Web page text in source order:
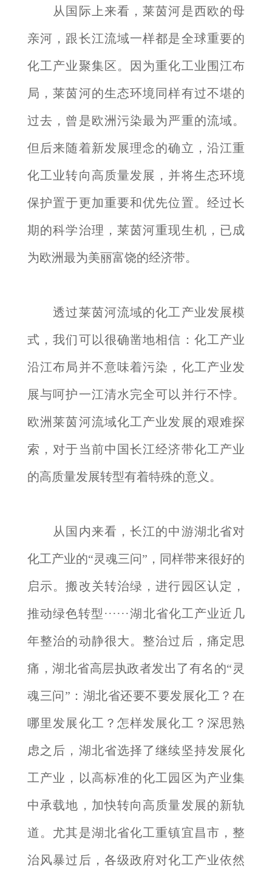
从国际上来看，莱茵河是西欧的母
亲河，跟长江流域一样都是全球重要的
化工产业聚集区。因为重化工业围江布
局，莱茵河的生态环境同样有过不堪的
过去，曾是欧洲污染最为严重的流域。
但后来随着新发展理念的确立，沿江重
化工业转向高质量发展，并将生态环境
保护置于更加重要和优先位置。经过长
期的科学治理，莱茵河重现生机，已成
为欧洲最为美丽富饶的经济带。
透过莱茵河流域的化工产业发展模
式，我们可以很确凿地相信：化工产业
沿江布局并不意味着污染，化工产业发
展与呵护一江清水完全可以并行不悖。
欧洲莱茵河流域化工产业发展的艰难探
索，对于当前中国长江经济带化工产业
的高质量发展转型有着特殊的意义。
从国内来看，长江的中游湖北省对
化工产业的“灵魂三问”，同样带来很好的
启示。搬改关转治绿，进行园区认定，
推动绿色转型······湖北省化工产业近几
年整治的动静很大。整治过后，痛定思
痛，湖北省高层执政者发出了有名的“灵
魂三问”：湖北省还要不要发展化工？在
哪里发展化工？怎样发展化工？深思熟
虑之后，湖北省选择了继续坚持发展化
工产业，以高标准的化工园区为产业集
中承载地，加快转向高质量发展的新轨
道。尤其是湖北省化工重镇宜昌市，整
治风暴过后，各级政府对化工产业依然